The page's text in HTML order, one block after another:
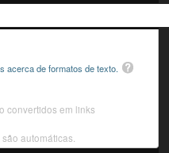
acerca de formatos de texto.
convertidos em links
automáticas.